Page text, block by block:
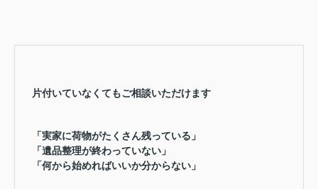
片付いていなくてもご相談いただけます
「実家に荷物がたくさん残っている」
「遺品整理が終わっていない」
「何から始めればいいか分からない」